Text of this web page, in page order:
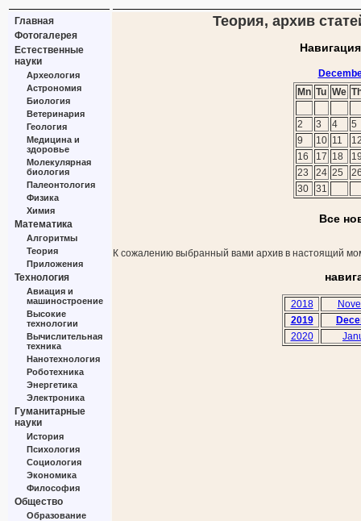
Главная
Фотогалерея
Естественные
науки
Археология
Астрономия
Биология
Ветеринария
Геология
Медицина и
здоровье
Молекулярная
биология
Палеонтология
Физика
Химия
Математика
Алгоритмы
Теория
Приложения
Технология
Авиация и
машиностроение
Высокие
технологии
Вычислительная
техника
Нанотехнология
Роботехника
Энергетика
Электроника
Гуманитарные
науки
История
Психология
Социология
Экономика
Философия
Общество
Образование
Теория, архив
Mn Tu We
2 3 4
5
9
10 11
16
17 18
23
24 25
30
31
Все
К сожалению выбранный вами архив в настоящий
2018
2019
2020